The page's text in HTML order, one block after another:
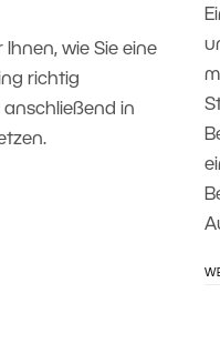
Ihnen, wie Sie eine
richtig
in